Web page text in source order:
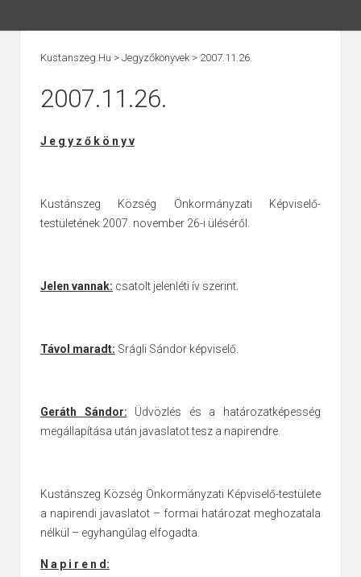
Kustanszeg.hu > Jegyzőkönyvek > 2007.11.26.
2007.11.26.
J e g y z ő k ö n y v
Kustánszeg Község Önkormányzati Képviselő-
testületének 2007. november 26-i üléséről.
Jelen vannak: csatolt jelenléti ív szerint.
Távol maradt: Srágli Sándor képviselő.
Geráth Sándor: Üdvözlés és a határozatképesség
megállapítása után javaslatot tesz a napirendre.
Kustánszeg Község Önkormányzati Képviselő-testülete
a napirendi javaslatot – formai határozat meghozatala
nélkül – egyhangúlag elfogadta.
N a p i r e n d: